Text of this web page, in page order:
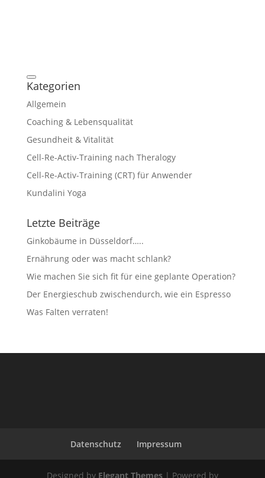
Kategorien
Allgemein
Coaching & Lebensqualität
Gesundheit & Vitalität
Cell-Re-Activ-Training nach Theralogy
Cell-Re-Activ-Training (CRT) für Anwender
Kundalini Yoga
Letzte Beiträge
Ginkobäume in Düsseldorf…..
Ernährung oder was macht schlank?
Wie machen Sie sich fit für eine geplante Operation?
Der Energieschub zwischendurch, wie ein Espresso
Was Falten verraten!
Datenschutz Impressum
Designed by Elegant Themes| Powered by